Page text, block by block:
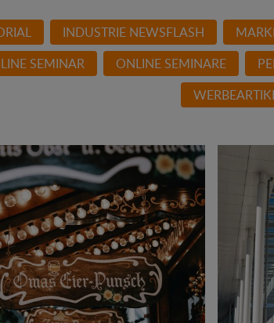
INDUSTRIE NEWSFLASH
SEMINAR
ONLINE SEMINARE